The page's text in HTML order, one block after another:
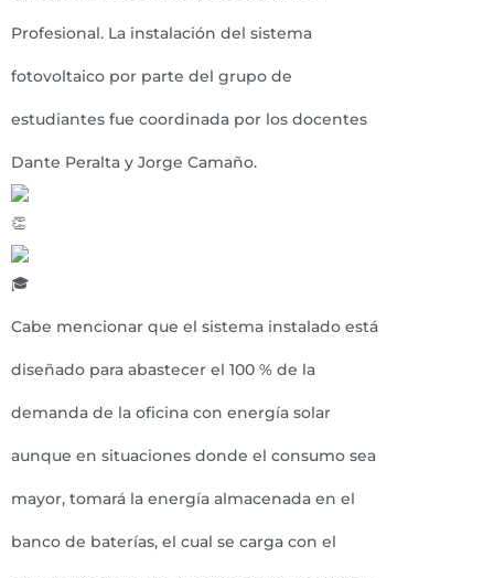
Profesional. La instalación del sistema
fotovoltaico por parte del grupo de
estudiantes fue coordinada por los docentes
Dante Peralta y Jorge Camaño.
Cabe mencionar que el sistema instalado está
diseñado para abastecer el 100 % de la
demanda de la oficina con energía solar
aunque en situaciones donde el consumo sea
mayor, tomará la energía almacenada en el
banco de baterías, el cual se carga con el